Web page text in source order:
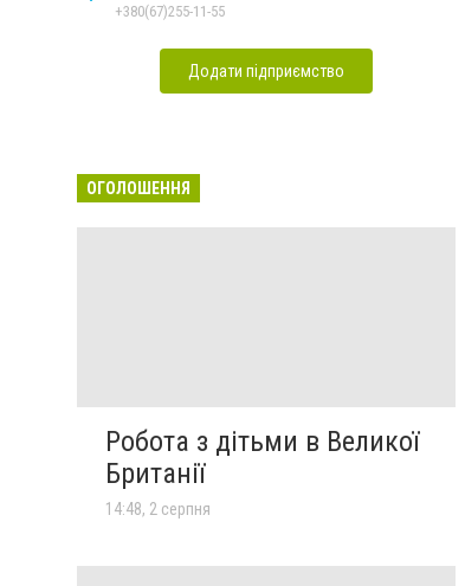
+380(67)255-11-55
Додати підприємство
ОГОЛОШЕННЯ
Робота з дітьми в Великої
Британії
14:48, 2 серпня